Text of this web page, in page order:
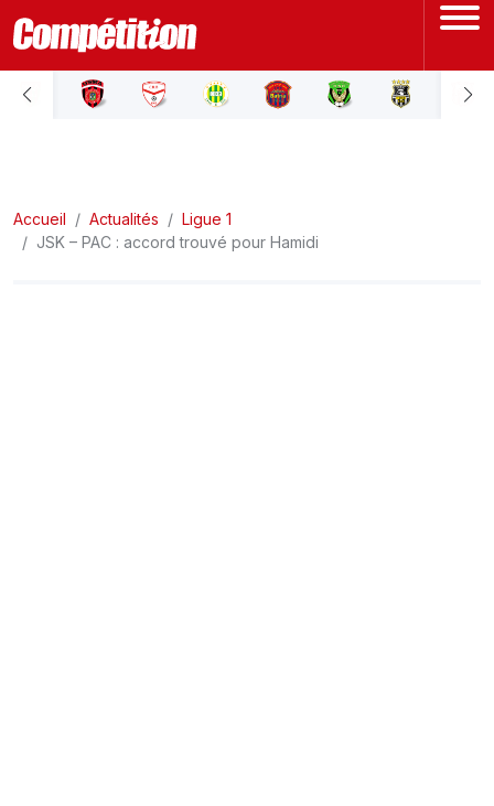
ACCUEIL
LIGUE 2
Accueil Actualités
Ligue 1
JSK – PAC : accord trouvé pour Hamidi